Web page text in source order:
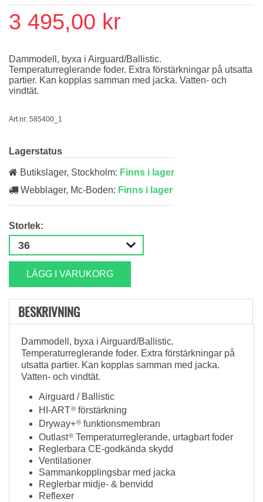
3 495,00 kr
Dammodell, byxa i Airguard/Ballistic.
Temperaturreglerande foder. Extra förstärkningar på utsatta
partier. Kan kopplas samman med jacka. Vatten- och
vindtät.
Art.nr: 585400_1
Lagerstatus
Butikslager, Stockholm: Finns i lager
Webblager, Mc-Boden: Finns i lager
Storlek:
LÄGG I VARUKORG
BESKRIVNING
Dammodell, byxa i Airguard/Ballistic.
Temperaturreglerande foder. Extra förstärkningar på
utsatta partier. Kan kopplas samman med jacka.
Vatten- och vindtät.
Airguard / Ballistic
HI-ART® förstärkning
Dryway+® funktionsmembran
Outlast® Temperaturreglerande, urtagbart foder
Reglerbara CE-godkända skydd
Ventilationer
Sammankopplingsbar med jacka
Reglerbar midje- & benvidd
Reflexer